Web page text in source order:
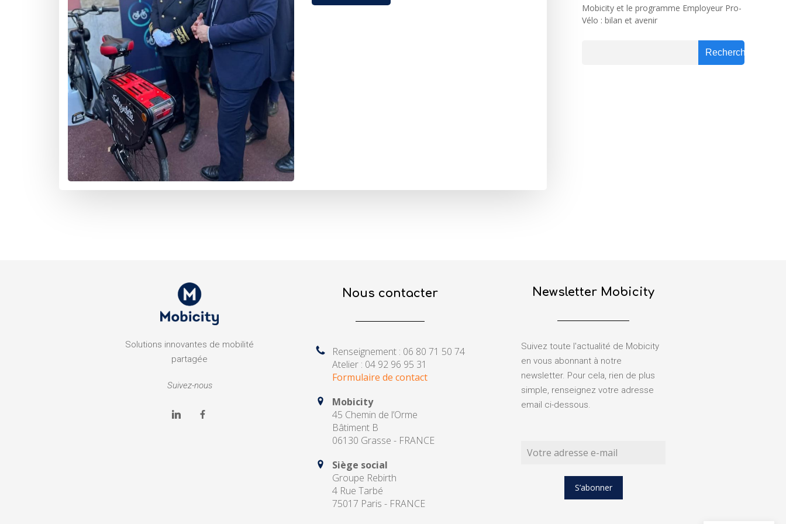
Mobicity et le programme Employeur Pro-
Vélo : bilan et avenir
Rechercher
Solutions innovantes de mobilité
partagée
Suivez-nous
Nous contacter
Renseignement : 06 80 71 50 74
Atelier : 04 92 96 95 31
Formulaire de contact
Mobicity
45 Chemin de l’Orme
Bâtiment B
06130 Grasse - FRANCE
Siège social
Groupe Rebirth
4 Rue Tarbé
75017 Paris - FRANCE
Newsletter Mobicity
Suivez toute l'actualité de Mobicity
en vous abonnant à notre
newsletter. Pour cela, rien de plus
simple, renseignez votre adresse
email ci-dessous.
S’abonner